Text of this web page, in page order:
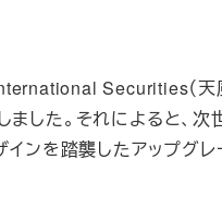
Securities（天
した。それによると、
ンを踏襲したアップグ